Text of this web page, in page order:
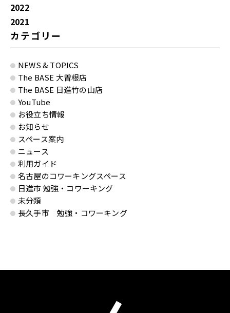
2022
2021
カテゴリー
NEWS & TOPICS
The BASE 大曽根店
The BASE 日進竹の山店
YouTube
お役立ち情報
お知らせ
スペース案内
ニュース
利用ガイド
名古屋のコワーキングスペース
日進市 勉強・コワーキング
未分類
長久手市 勉強・コワーキング